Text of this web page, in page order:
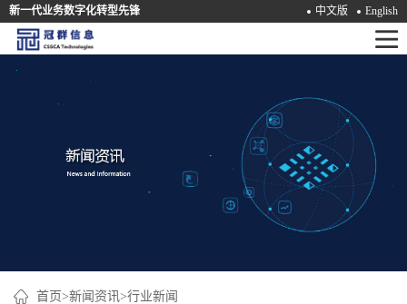
新一代业务数字化转型先锋 中文版 English
首
首页>新闻资讯>行业新闻